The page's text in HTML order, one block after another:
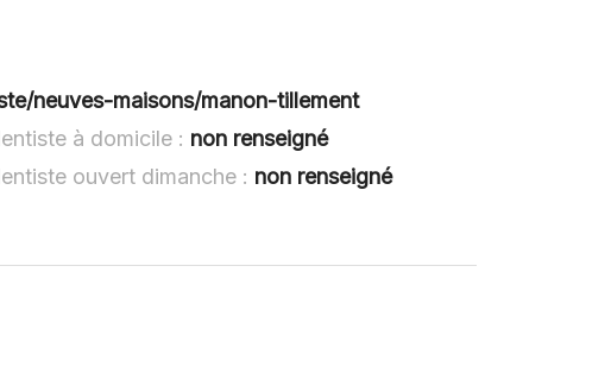
neuves-maisons/manon-tillement
à domicile : non renseigné
ouvert dimanche : non renseigné